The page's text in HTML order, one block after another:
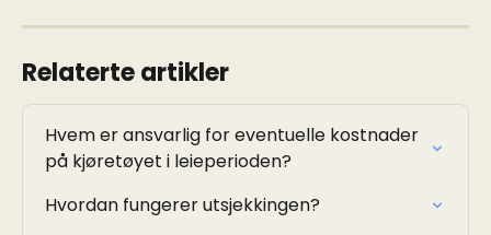
Relaterte artikler
Hvem er ansvarlig for eventuelle kostnader
på kjøretøyet i leieperioden?
Hvordan fungerer utsjekkingen?